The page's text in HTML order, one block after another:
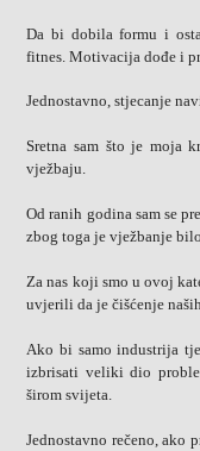
Da bi dobila formu i
fitnes. Motivacija dođe i
Jednostavno, stjecanje
Sretna sam što je
vježbaju.
Od ranih godina sam se
zbog toga je vježbanje
Za nas koji smo u ovoj
uvjerili da je čišćenje
Ako bi samo industrija
izbrisati veliki dio
širom svijeta.
Jednostavno rečeno, ako